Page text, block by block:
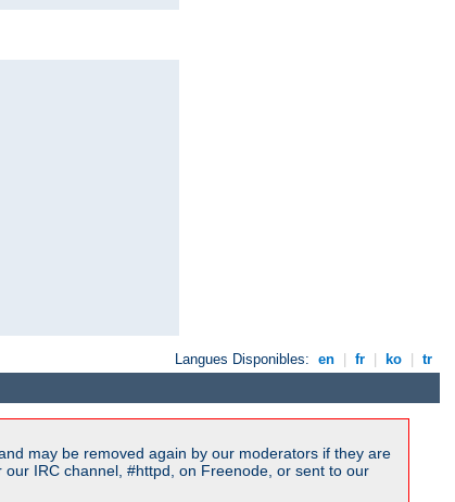
Langues Disponibles: en fr ko tr
may be removed again by our moderators if they are
IRC channel, #httpd, on Freenode, or sent to our